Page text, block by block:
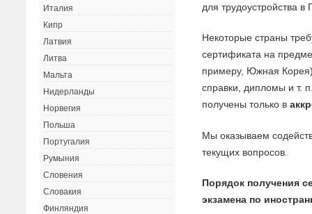
для трудоустройства
Некоторые страны
сертификата на
примеру, Южная
справки, дипломы и т.
получены только в
Мы оказываем
текущих вопросов.
Порядок получения
экзамена по
Италия
Кипр
Латвия
Литва
Мальта
Нидерланды
Норвегия
Польша
Португалия
Румыния
Словения
Словакия
Финляндия